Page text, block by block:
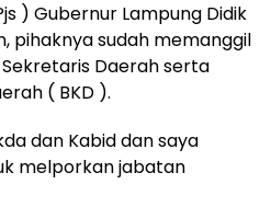
) Gubernur Lampung Didik
pihaknya sudah memanggil
Daerah serta
( BKD ).
dan Kabid dan saya
melporkan jabatan